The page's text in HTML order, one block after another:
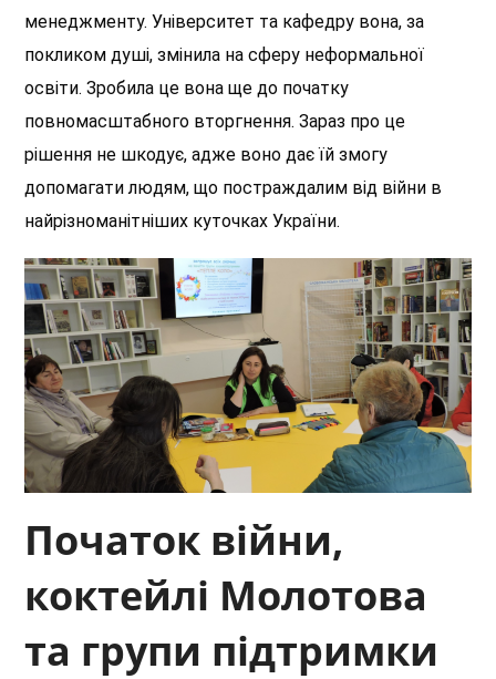
менеджменту. Університет та кафедру вона, за
покликом душі, змінила на сферу неформальної
освіти. Зробила це вона ще до початку
повномасштабного вторгнення. Зараз про це
рішення не шкодує, адже воно дає їй змогу
допомагати людям, що постраждалим від війни в
найрізноманітніших куточках України.
Початок війни,
коктейлі Молотова
та групи підтримки